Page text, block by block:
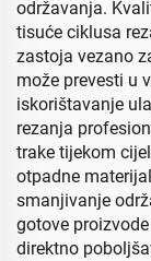
održavanja.
tisuće ciklusa
zastoja vezano
može prevesti u
iskorištavanje
rezanja
trake tijekom
otpadne
smanjivanje
gotove
direktno